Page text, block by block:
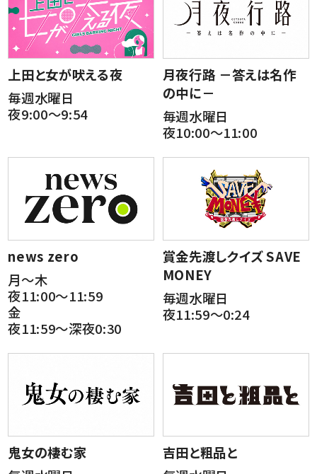
上田と女が吠える夜
毎週水曜日
夜9:00～9:54
月夜行路 －答えは名作
の中に－
毎週水曜日
夜10:00～11:00
news zero
月～木
夜11:00～11:59
金
夜11:59～深夜0:30
賞金先渡しクイズ SAVE
MONEY
毎週水曜日
夜11:59～0:24
鬼女の棲む家
吉田と粗品と